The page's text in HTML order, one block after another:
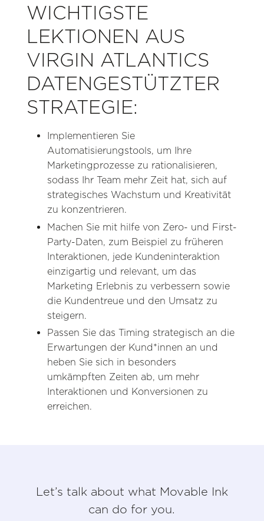
WICHTIGSTE
LEKTIONEN AUS
VIRGIN ATLANTICS
DATENGESTÜTZTER
STRATEGIE:
Implementieren Sie
Automatisierungstools, um Ihre
Marketingprozesse zu rationalisieren,
sodass Ihr Team mehr Zeit hat, sich auf
strategisches Wachstum und Kreativität
zu konzentrieren.
Machen Sie mit hilfe von Zero- und First-
Party-Daten, zum Beispiel zu früheren
Interaktionen, jede Kundeninteraktion
einzigartig und relevant, um das
Marketing Erlebnis zu verbessern sowie
die Kundentreue und den Umsatz zu
steigern.
Passen Sie das Timing strategisch an die
Erwartungen der Kund*innen an und
heben Sie sich in besonders
umkämpften Zeiten ab, um mehr
Interaktionen und Konversionen zu
erreichen.
Let’s talk about what Movable Ink
can do for you.